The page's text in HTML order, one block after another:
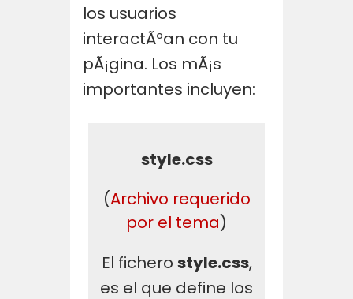
los usuarios
interactÃºan con tu
pÃ¡gina. Los mÃ¡s
importantes incluyen:
style.css
(Archivo requerido
por el tema)
El fichero style.css,
es el que define los